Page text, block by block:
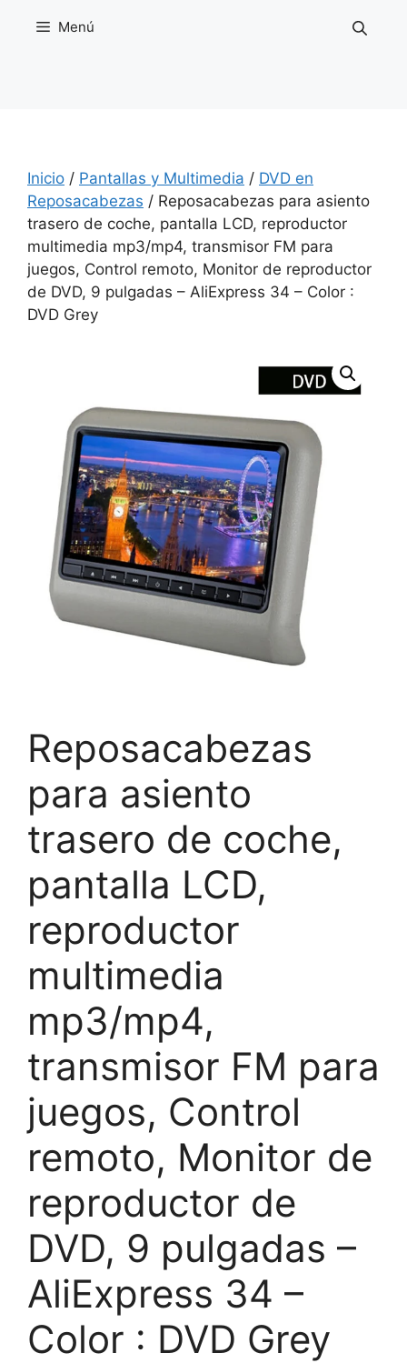
Menú
Inicio / Pantallas y Multimedia / DVD en
Reposacabezas / Reposacabezas para asiento
trasero de coche, pantalla LCD, reproductor
multimedia mp3/mp4, transmisor FM para
juegos, Control remoto, Monitor de reproductor
de DVD, 9 pulgadas – AliExpress 34 – Color :
DVD Grey
Reposacabezas
para asiento
trasero de coche,
pantalla LCD,
reproductor
multimedia
mp3/mp4,
transmisor FM para
juegos, Control
remoto, Monitor de
reproductor de
DVD, 9 pulgadas –
AliExpress 34 –
Color : DVD Grey